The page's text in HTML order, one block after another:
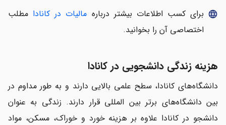
language برای کسب اطلاعات بیشتر درباره مالیات در کانادا مطلب
اختصاصی آن را بخوانید.
هزینه زندگی دانشجویی در کانادا
دانشگاه‌های کانادا، سطح علمی بالایی دارند و به طور مداوم در
بین دانشگاه‌های برتر بین المللی قرار دارند. زندگی به عنوان
دانشجو در کانادا علاوه بر هزینه خورد و خوراک، مسکن، مواد